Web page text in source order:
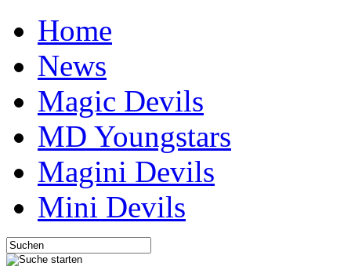
Home
News
Magic Devils
MD Youngstars
Magini Devils
Mini Devils